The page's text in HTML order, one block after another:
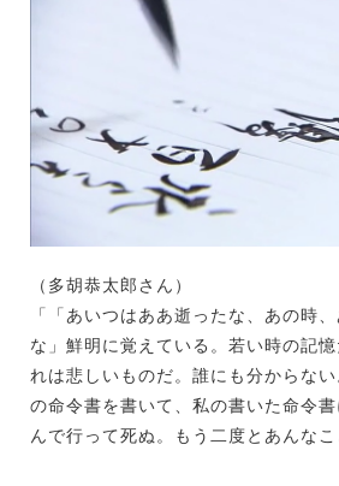
（多胡恭太郎さん）
「「あいつはああ逝ったな、あの時
な」鮮明に覚えている。若い時の記
れは悲しいものだ。誰にも分からな
の命令書を書いて、私の書いた命令
んで行って死ぬ。もう二度とあんなこ